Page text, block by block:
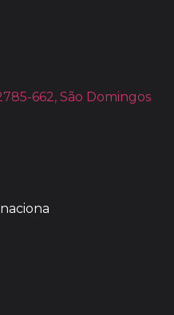
662, São Domingos